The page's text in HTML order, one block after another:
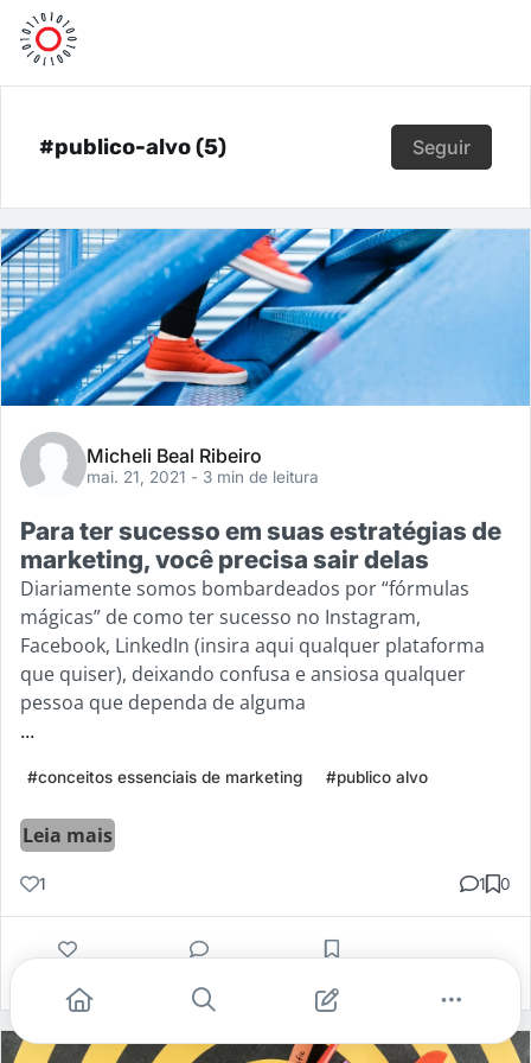
#publico-alvo (5) Seguir
Micheli Beal Ribeiro
mai. 21, 2021 - 3 min de leitura
Para ter sucesso em suas estratégias de
marketing, você precisa sair delas
Diariamente somos bombardeados por “fórmulas
mágicas” de como ter sucesso no Instagram,
Facebook, LinkedIn (insira aqui qualquer plataforma
que quiser), deixando confusa e ansiosa qualquer
pessoa que dependa de alguma
...
#conceitos essenciais de marketing #publico alvo
Leia mais
1 1 0